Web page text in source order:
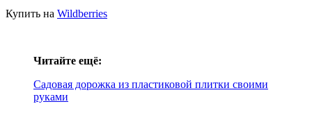
Купить на Wildberries
Читайте ещё:
Садовая дорожка из пластиковой плитки своими
руками